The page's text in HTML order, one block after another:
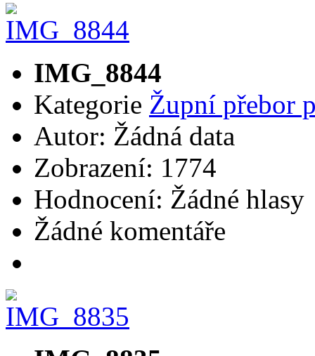
IMG_8844
Kategorie Župní přebor
Autor: Žádná data
Zobrazení: 1774
Hodnocení: Žádné hlasy
Žádné komentáře